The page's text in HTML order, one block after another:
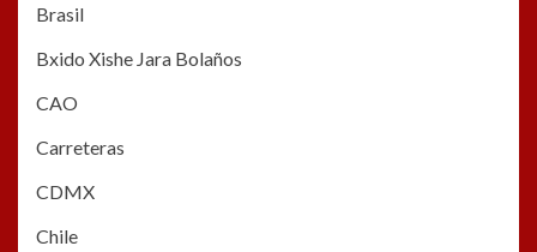
Brasil
Bxido Xishe Jara Bolaños
CAO
Carreteras
CDMX
Chile